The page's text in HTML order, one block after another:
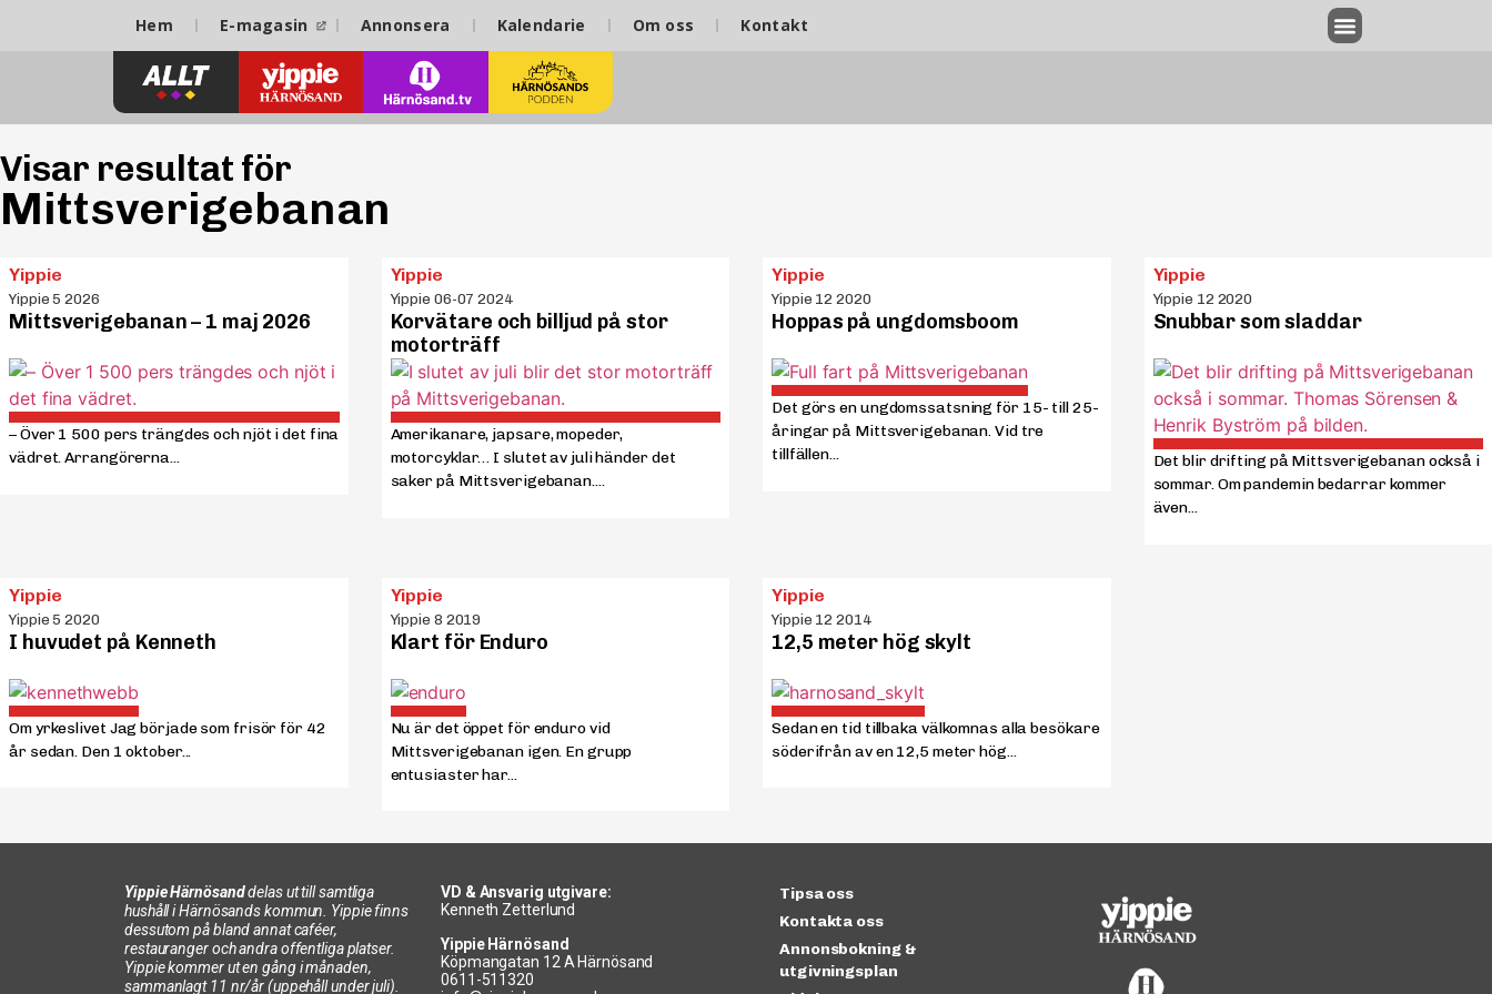
Hem E-magasin Annonsera Kalendarie Om oss Kontakt
Visar resultat för
Mittsverigebanan
Yippie
Yippie 5 2026
Mittsverigebanan – 1 maj 2026
– Över 1 500 pers trängdes och njöt i det fina
vädret. Arrangörerna...
Yippie
Yippie 06-07 2024
Korvätare och billjud på stor
motorträff
Amerikanare, japsare, mopeder,
motorcyklar… I slutet av juli händer det
saker på Mittsverigebanan....
Yippie
Yippie 12 2020
Hoppas på ungdomsboom
Det görs en ungdomssatsning för 15- till 25-
åringar på Mittsverigebanan. Vid tre
tillfällen...
Yippie
Yippie 12 2020
Snubbar som sladdar
Det blir drifting på Mittsverigebanan också i
sommar. Om pandemin bedarrar kommer
även...
Yippie
Yippie 5 2020
I huvudet på Kenneth
Om yrkeslivet Jag började som frisör för 42
år sedan. Den 1 oktober...
Yippie
Yippie 8 2019
Klart för Enduro
Nu är det öppet för enduro vid
Mittsverigebanan igen. En grupp
entusiaster har...
Yippie
Yippie 12 2014
12,5 meter hög skylt
Sedan en tid tillbaka välkomnas alla besökare
söderifrån av en 12,5 meter hög...
Yippie Härnösanddelas ut till samtliga
hushåll i Härnösands kommun. Yippie finns
dessutom på bland annat caféer,
restauranger och andra offentliga platser.
Yippie kommer ut en gång i månaden,
sammanlagt 11 nr/år (uppehåll under juli).
VD & Ansvarig utgivare:
Kenneth Zetterlund
Yippie Härnösand
Köpmangatan 12 A Härnösand
0611-511320
Tipsa oss
Kontakta oss
Annonsbokning &
utgivningsplan